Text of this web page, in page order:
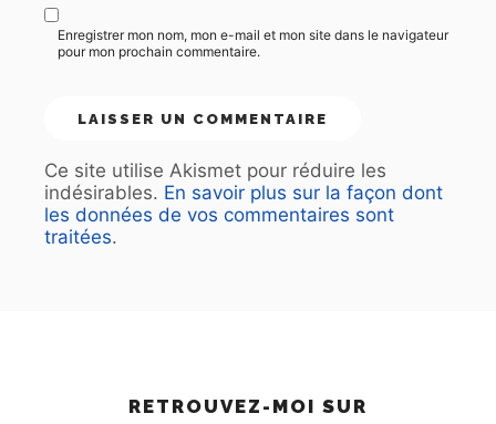
Enregistrer mon nom, mon e-mail et mon site dans le navigateur
pour mon prochain commentaire.
Ce site utilise Akismet pour réduire les
indésirables. En savoir plus sur la façon dont
les données de vos commentaires sont
traitées.
RETROUVEZ-MOI SUR